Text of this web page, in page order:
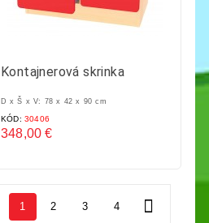
Kontajnerová skrinka
D x Š x V: 78 x 42 x 90 cm
KÓD: 30406
348,00 €
1 2 3 4 